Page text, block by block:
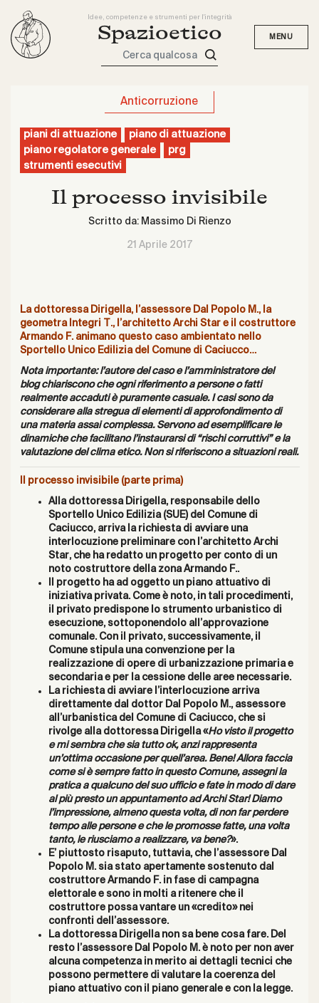
Idee, competenze e strumenti per l'integrità
Spazioetico
Cerca qualcosa
Anticorruzione
piani di attuazione
piano di attuazione
piano regolatore generale
prg
strumenti esecutivi
Il processo invisibile
Scritto da: Massimo Di Rienzo
21 Aprile 2017
La dottoressa Dirigella, l’assessore Dal Popolo M., la
geometra Integri T., l’architetto Archi Star e il costruttore
Armando F. animano questo caso ambientato nello
Sportello Unico Edilizia del Comune di Caciucco…
Nota importante: l’autore del caso e l’amministratore del
blog chiariscono che ogni riferimento a persone o fatti
realmente accaduti è puramente casuale. I casi sono da
considerare alla stregua di elementi di approfondimento di
una materia assai complessa. Servono ad esemplificare le
dinamiche che facilitano l’instaurarsi di “rischi corruttivi” e la
valutazione del clima etico. Non si riferiscono a situazioni reali.
Il processo invisibile (parte prima)
Alla dottoressa Dirigella, responsabile dello
Sportello Unico Edilizia (SUE) del Comune di
Caciucco, arriva la richiesta di avviare una
interlocuzione preliminare con l’architetto Archi
Star, che ha redatto un progetto per conto di un
noto costruttore della zona Armando F..
Il progetto ha ad oggetto un piano attuativo di
iniziativa privata. Come è noto, in tali procedimenti,
il privato predispone lo strumento urbanistico di
esecuzione, sottoponendolo all’approvazione
comunale. Con il privato, successivamente, il
Comune stipula una convenzione per la
realizzazione di opere di urbanizzazione primariae
secondariae per la cessione delle aree necessarie.
La richiesta di avviare l’interlocuzione arriva
direttamente dal dottor Dal Popolo M., assessore
all’urbanistica del Comune di Caciucco, che si
rivolge alla dottoressa Dirigella«Ho visto il progetto
e mi sembra che sia tutto ok, anzi rappresenta
un’ottima occasione per quell’area. Bene! Allora faccia
come si è sempre fatto in questo Comune, assegni la
pratica a qualcuno del suo ufficio e fate in modo di dare
al più presto un appuntamento ad Archi Star! Diamo
l’impressione, almeno questa volta, di non far perdere
tempo alle persone e che le promosse fatte, una volta
tanto, le riusciamo a realizzare, va bene?».
E’ piuttosto risaputo, tuttavia, che l’assessore Dal
Popolo M. sia stato apertamente sostenuto dal
costruttore Armando F. in fase di campagna
elettorale e sono in molti a ritenere che il
costruttore possa vantare un «credito» nei
confronti dell’assessore.
La dottoressa Dirigellanon sa bene cosa fare. Del
resto l’assessore Dal Popolo M. è noto per non aver
alcuna competenza in merito ai dettagli tecnici che
possono permettere di valutare la coerenza del
piano attuativo con il piano generale e con la legge.